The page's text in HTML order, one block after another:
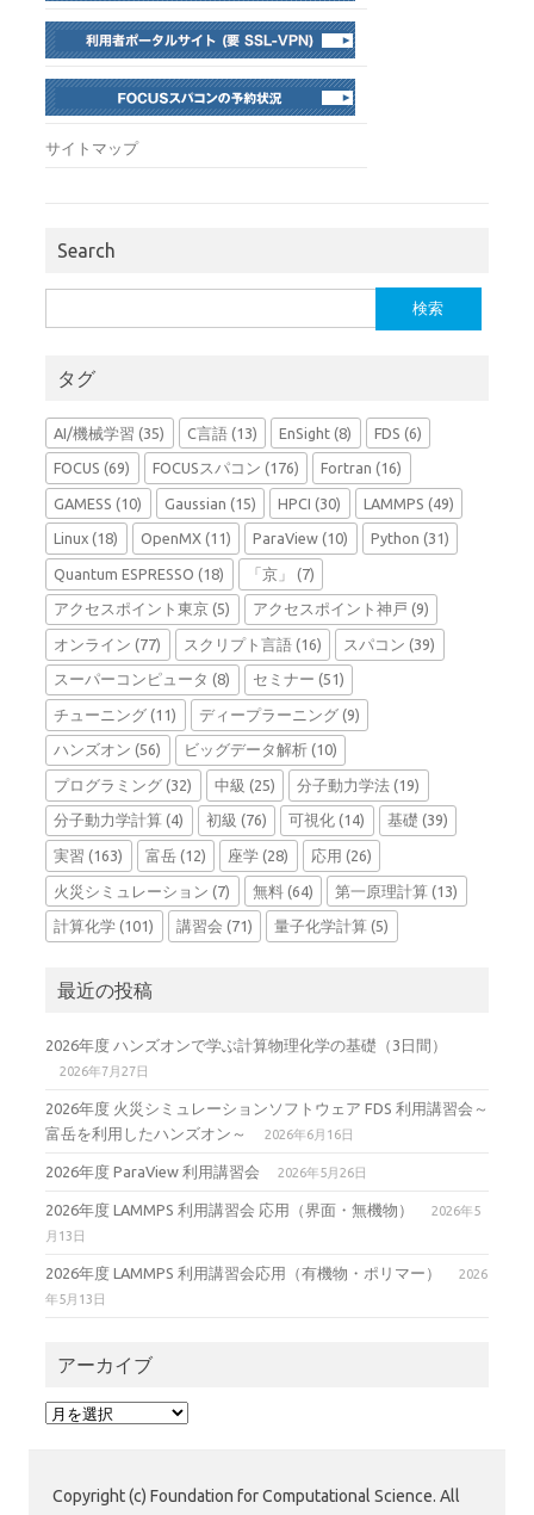
サイトマップ
Search
索:
タグ
AI/機械学習 (35) C言語(13) EnSight (8) FDS (6)
FOCUS (69) FOCUSスパコン (176) Fortran (16)
GAMESS (10) Gaussian (15) HPCI (30) LAMMPS (49)
Linux (18) OpenMX(11) ParaView (10) Python (31)
Quantum ESPRESSO (18) 「京」 (7)
アクセスポイント東京 (5) アクセスポイント神戸 (9)
オンライン (77) スクリプト言語(16) スパコン (39)
スーパーコンピュータ (8) セミナー (51)
チューニング (11) ディープラーニング(9)
ハンズオン (56) ビッグデータ解析(10)
プログラミング (32) 中級 (25) 分子動力学法 (19)
分子動力学計算 (4) 初級 (76) 可視化 (14) 基礎 (39)
実習 (163) 富岳(12) 座学 (28) 応用 (26)
火災シミュレーション (7) 無料(64) 第一原理計算 (13)
計算化学 (101) 講習会 (71) 量子化学計算 (5)
最近の投稿
2026年度 ハンズオンで学ぶ計算物理化学の基礎（3日間）
2026年7月27日
2026年度 火災シミュレーションソフトウェア FDS 利用講習会～
富岳を利用したハンズオン～
2026年6月16日
2026年度 ParaView 利用講習会 2026年5月26日
2026年度 LAMMPS 利用講習会 応用（界面・無機物）
2026年5
月13日
2026年度 LAMMPS 利用講習会応用（有機物・ポリマー）
2026
年5月13日
アーカイブ
ア
ブ
Copyright (c) Foundation for Computational Science. All